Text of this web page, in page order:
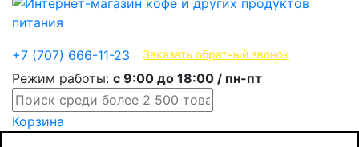
+7 (707) 666-11-23 Заказать обратный звонок
Режим работы: с 9:00 до 18:00 / пн-пт
Корзина